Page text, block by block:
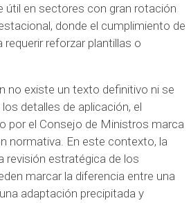
útil en sectores con gran rotación
donde el cumplimiento de
requerir reforzar plantillas o
no existe un texto definitivo ni se
detalles de aplicación, el
por el Consejo de Ministros marca
normativa. En este contexto, la
revisión estratégica de los
marcar la diferencia entre una
adaptación precipitada y